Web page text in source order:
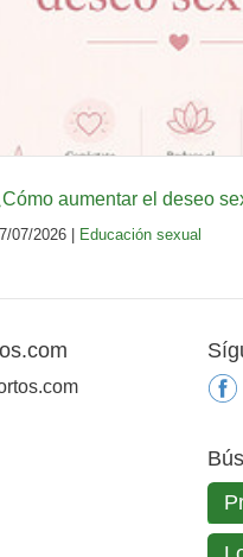
aumentar el deseo
07/2026 | Educación sexual